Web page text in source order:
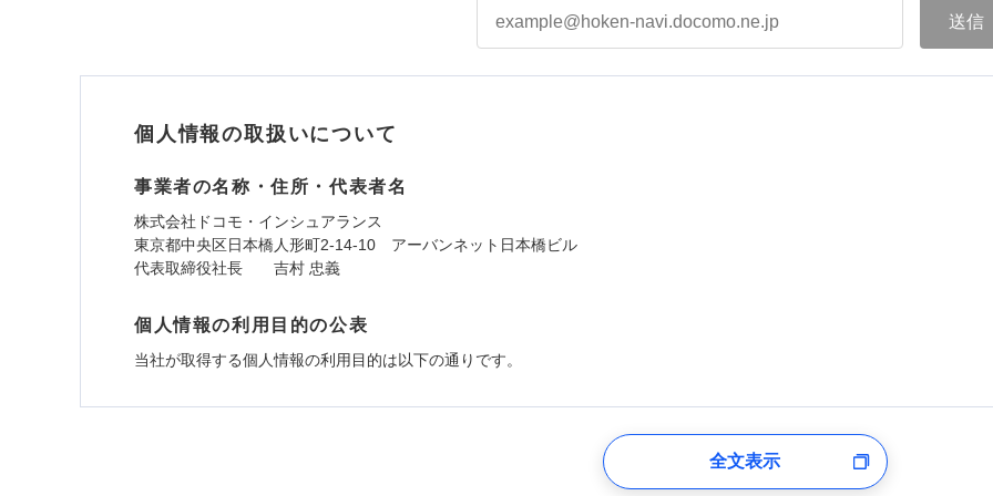
個人情報の取扱いについて
事業者の名称・住所・代表者名
株式会社ドコモ・インシュアランス
東京都中央区日本橋人形町2-14-10 アーバンネット日本橋ビル
代表取締役社長 吉村 忠義
個人情報の利用目的の公表
当社が取得する個人情報の利用目的は以下の通りです。
郵便、電話、およびＥメール等により、当社と取引のあるもしくは委託を受けている保険会社・提携会社の保険その他に
め、また維持管理等の委託業務遂行のため、またそれらに付帯、関連する当社および提携会社のサービスを案内、提供する
全文表示